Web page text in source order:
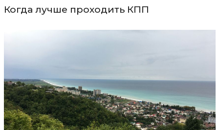
Когда лучше проходить КПП